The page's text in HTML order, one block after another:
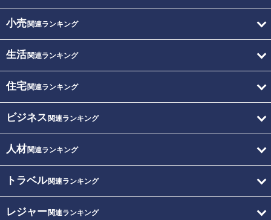
小売関連ランキング
生活関連ランキング
住宅関連ランキング
ビジネス 関連ランキング
人材関連ランキング
トラベル関連ランキング
レジャー関連ランキング